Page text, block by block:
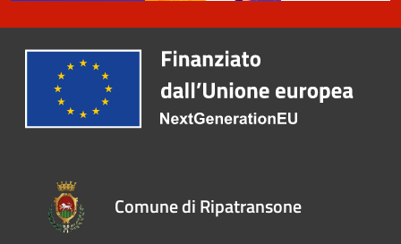
Comune di Ripatransone